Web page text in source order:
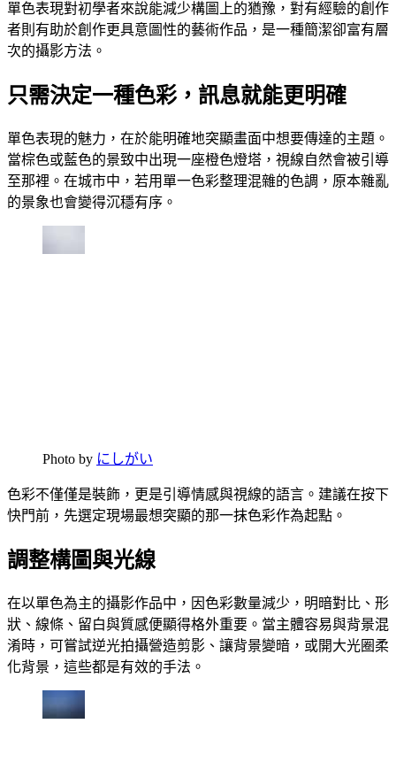
單色表現對初學者來說能減少構圖上的猶豫，對有經驗的創作
者則有助於創作更具意圖性的藝術作品，是一種簡潔卻富有層
次的攝影方法。
只需決定一種色彩，訊息就能更明確
單色表現的魅力，在於能明確地突顯畫面中想要傳達的主題。
當棕色或藍色的景致中出現一座橙色燈塔，視線自然會被引導
至那裡。在城市中，若用單一色彩整理混雜的色調，原本雜亂
的景象也會變得沉穩有序。
Photo by にしがい
色彩不僅僅是裝飾，更是引導情感與視線的語言。建議在按下
快門前，先選定現場最想突顯的那一抹色彩作為起點。
調整構圖與光線
在以單色為主的攝影作品中，因色彩數量減少，明暗對比、形
狀、線條、留白與質感便顯得格外重要。當主體容易與背景混
淆時，可嘗試逆光拍攝營造剪影、讓背景變暗，或開大光圈柔
化背景，這些都是有效的手法。